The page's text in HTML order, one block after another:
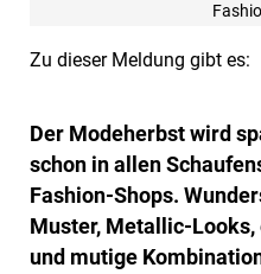
Zu dieser Meldung gibt es:
Der Modeherbst wird
schon in allen
Fashion-Shops.
Muster, Metallic-
und mutige